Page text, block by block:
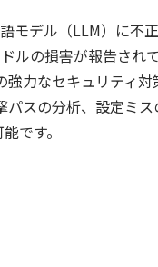
ィ基盤
デル（LLM）に不正
の損害が報告されて
力なセキュリティ対
スの分析、設定ミス
です。